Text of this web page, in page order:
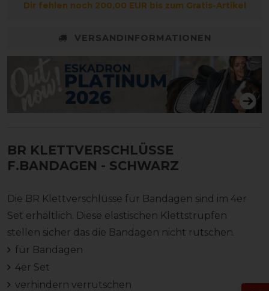
Dir fehlen noch 200,00 EUR bis zum Gratis-Artikel
VERSANDINFORMATIONEN
BR KLETTVERSCHLÜSSE
F.BANDAGEN - SCHWARZ
Die BR Klettverschlüsse für Bandagen sind im 4er
Set erhältlich. Diese elastischen Klettstrupfen
stellen sicher das die Bandagen nicht rutschen.
für Bandagen
4er Set
verhindern verrutschen